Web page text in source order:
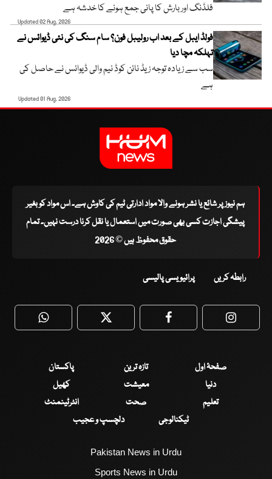
فلڈنگ اور بارش کا پانی جمع ہونے کا خدشہ ہے
Updated 02 Aug, 2026
فولڈ ایبل کے بعد اب رولیبل فون؟ سام سنگ کی نئی ڈیوائس نے
تہلکہ مچا دیا
سب سے زیادہ توجہ زیڈ نائن کوڈ نیم والی ڈیوائس نے حاصل کی
ہے
Updated 01 Aug, 2026
ہم نیوز پر شائع یا نشر ہونے والا مواد ادارتی ٹیم کی کاوش ہے۔ اس مواد کو بغیر
پیشگی اجازت کسی بھی صورت میں استعمال یا نقل کرنا درست نہیں۔ تمام
حقوق محفوظ ہیں © 2026
رابطہ کریں پرائیویسی پالیسی
WhatsApp Twitter Facebook
صفحۂ اول تازہ ترین
پاکستان
دنیا
معیشت
کھیل
تعلیم
صحت
انٹرٹینمنٹ
ٹیکنالوجی
دلچسپ و عجیب
Pakistan News in Urdu
Sports News in Urdu